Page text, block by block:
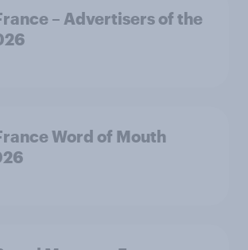
– Advertisers of the
Word of Mouth